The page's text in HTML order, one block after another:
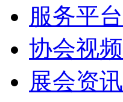
服务平台
协会视频
展会资讯